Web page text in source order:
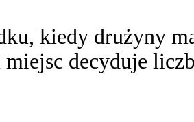
kiedy drużyny
decyduje